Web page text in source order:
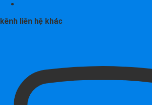
kênh liên hệ khác